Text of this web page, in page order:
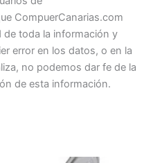
CompuerCanarias.com
toda la información y
error en los datos, o en la
no podemos dar fe de la
de esta información.